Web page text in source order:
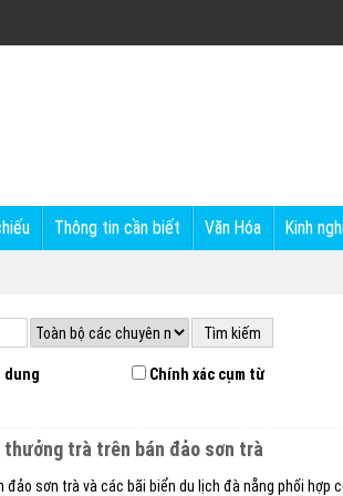
Thông tin cần biết Văn Hóa Kinh
Chính xác cụm từ
thưởng trà trên bán đảo sơn trà
đảo sơn trà và các bãi biển du lịch đà nẵng phối hợp